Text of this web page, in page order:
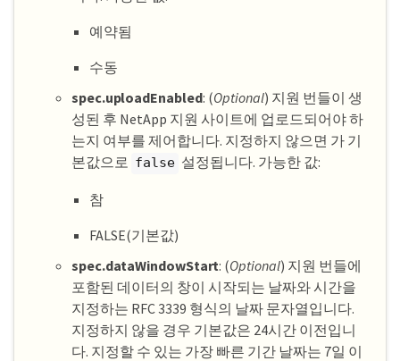
예약됨
수동
spec.uploadEnabled: (Optional) 지원 번들이 생
성된 후 NetApp 지원 사이트에 업로드되어야 하
는지 여부를 제어합니다. 지정하지 않으면 가 기
본값으로 false 설정됩니다. 가능한 값:
참
FALSE(기본값)
spec.dataWindowStart: (Optional) 지원 번들에
포함된 데이터의 창이 시작되는 날짜와 시간을
지정하는 RFC 3339 형식의 날짜 문자열입니다.
지정하지 않을 경우 기본값은 24시간 이전입니
다. 지정할 수 있는 가장 빠른 기간 날짜는 7일 이